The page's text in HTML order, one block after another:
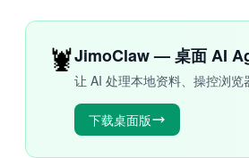
🦞JimoClaw — 桌面 AI
让 AI 处理本地资料、操控浏览
下载桌面版